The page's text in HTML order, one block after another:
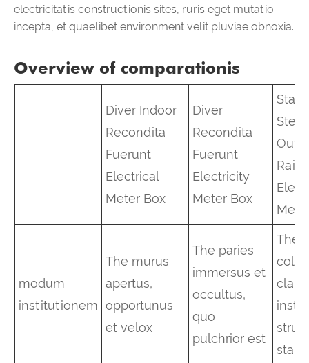
electricitatis constructionis sites, ruris eget mutatio
incepta, et quaelibet environment velit pluviae obnoxia.
Overview of comparationis
Diver Indoor
Recondita
Fuerunt
Electrical
Meter Box
Diver
Recondita
Fuerunt
Electricity
Meter Box
Steel
modum
institutionem
The murus
apertus,
opportunus
et velox
The paries
immersus et
occultus,
quo
pulchrior est
The
clare